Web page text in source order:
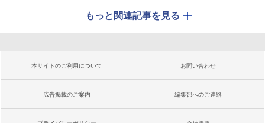
もっと関連記事を見る
本サイトのご利用について お問い合わせ
広告掲載のご案内 編集部へのご連絡